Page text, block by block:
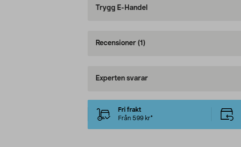
Trygg E-Handel
Recensioner (1)
Experten svarar
Fri frakt
Från 599 kr*